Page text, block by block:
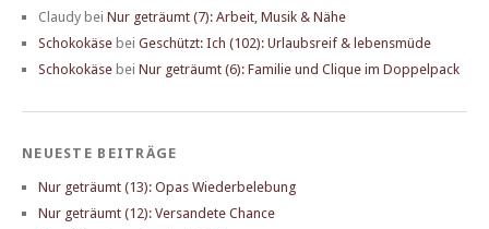
Claudy bei Nur geträumt (7): Arbeit, Musik & Nähe
Schokokäse bei Geschützt: Ich (102): Urlaubsreif & lebensmüde
Schokokäse bei Nur geträumt (6): Familie und Clique im Doppelpack
NEUESTE BEITRÄGE
Nur geträumt (13): Opas Wiederbelebung
Nur geträumt (12): Versandete Chance